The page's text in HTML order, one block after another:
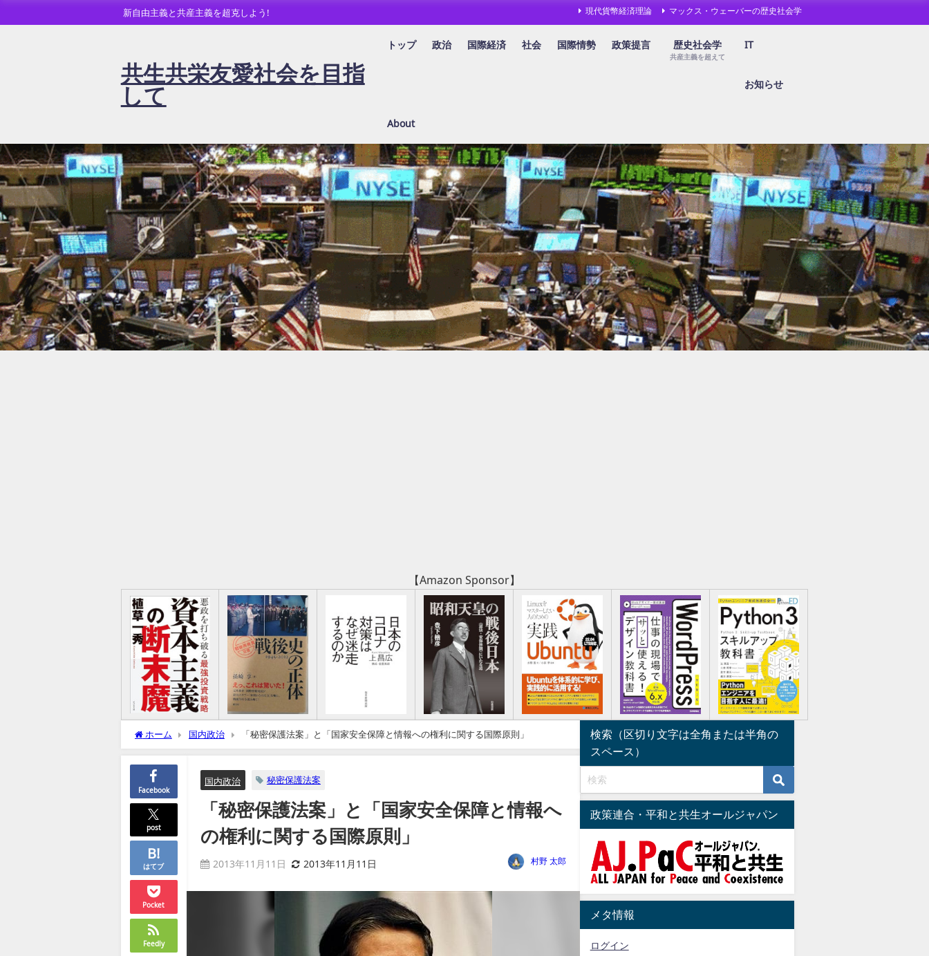
新自由主義と共産主義を超克しよう! 現代貨幣経済理論 マックス・ウェーバーの歴史社会学
共生共栄友愛社会を目指
して
トップ 政治 国際経済 社会 国際情勢 政策提言 歴史社会学
共産主義を超えて
IT
お知らせ
About
【Amazon Sponsor】
ホーム 国内政治 「秘密保護法案」と「国家安全保障と情報への権利に関する国際原則」
Facebook
post
はてブ
Pocket
Feedly
国内政治 秘密保護法案
「秘密保護法案」と「国家安全保障と情報へ
の権利に関する国際原則」
2013年11月11日 2013年11月11日 村野 太郎
検索（区切り文字は全角または半角の
スペース）
政策連合・平和と共生オールジャパン
メタ情報
ログイン